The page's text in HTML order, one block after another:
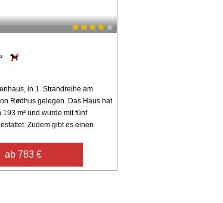
in 1. Strandreihe am
Rødhus gelegen. Das Haus hat
m² und wurde mit fünf
Zudem gibt es einen
ab 783 €